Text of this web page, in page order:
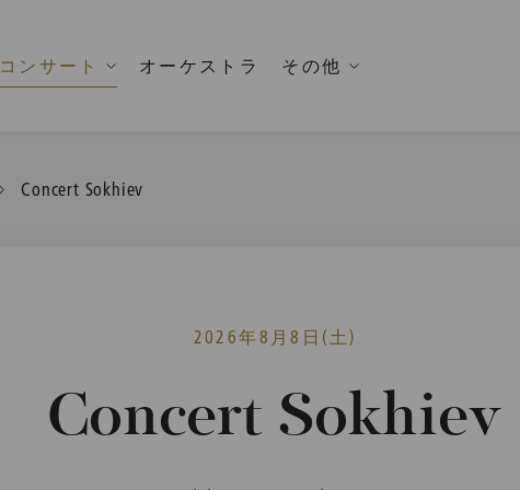
コンサート オーケストラ その他
Current:
Concert Sokhiev
2026年8月8日(土)
Concert Sokhiev